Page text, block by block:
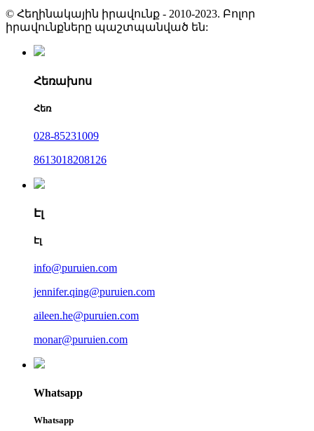
© Հեղինակային իրավունք - 2010-2023. Բոլոր
իրավունքները պաշտպանված են:
Հեռախոս
Հեռ
028-85231009
8613018208126
Էլ
Էլ
info@puruien.com
jennifer.qing@puruien.com
aileen.he@puruien.com
monar@puruien.com
Whatsapp
Whatsapp